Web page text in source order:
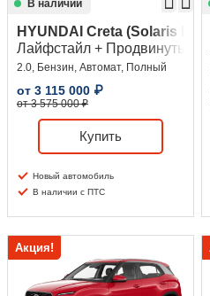
В наличии
HYUNDAI Creta (Solaris HC)
Лайфстайл + Продвинутый
2.0, Бензин, Автомат, Полный
от 3 115 000 ₽
от 3 575 000 ₽
Купить
Новый автомобиль
В наличии с ПТС
Акция!